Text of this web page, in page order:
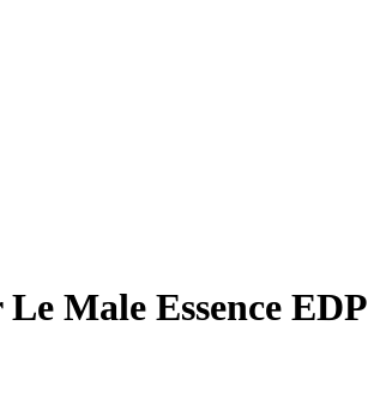
Male Essence EDP